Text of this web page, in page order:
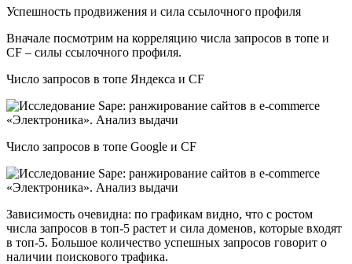
Успешность продвижения и сила ссылочного профиля
Вначале посмотрим на корреляцию числа запросов в топе и
CF – силы ссылочного профиля.
Число запросов в топе Яндекса и CF
Число запросов в топе Google и CF
Зависимость очевидна: по графикам видно, что с ростом
числа запросов в топ-5 растет и сила доменов, которые входят
в топ-5. Большое количество успешных запросов говорит о
наличии поискового трафика.